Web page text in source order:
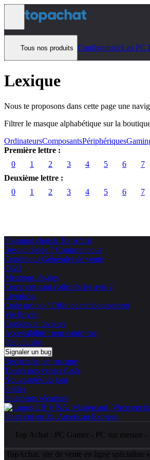
Aller au contenu
Tous nos produits ConfigomaticLes PC
Lexique
Nous te proposons dans cette page une
Filtrer le masque alphabétique sur la
OrdinateursComposantsPériphériques
Première lettre :
0
1 2 3 4 5 6 7
Deuxième lettre :
0
1 2 3 4 5 6 7
Pourquoi choisir TopAchat
Besoin d'aide ? Contacte nous
Conditions Générales de vente
CGU
Mentions légales
Comment sont collectés les avis ?
Livraison
Code promo / Offre de remboursement
Vie Privée
Cookies et trackers
Accessibilité : non conforme
Plan du site
Signaler un bug
Recherche par marque
Toutes nos ventes flash
Nouveautés du jour
Soldes
Paiements sécurisés
Top Achat : PC Gamer - PC sur mesure -
TopAchat, site de vente en ligne